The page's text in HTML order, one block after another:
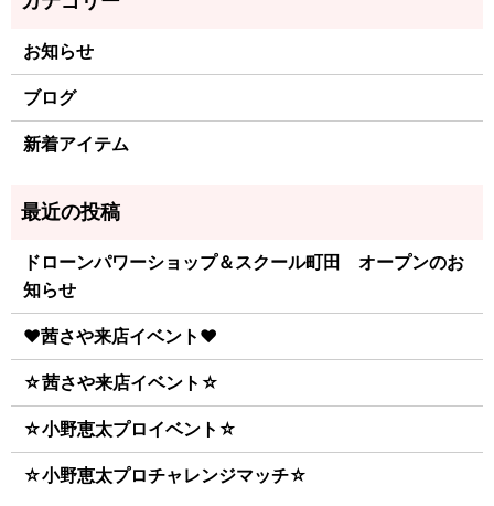
お知らせ
ブログ
新着アイテム
ドローンパワーショップ＆スクール町田 オープンのお
知らせ
♥茜さや来店イベント♥
☆茜さや来店イベント☆
☆小野恵太プロイベント☆
☆小野恵太プロチャレンジマッチ☆